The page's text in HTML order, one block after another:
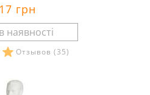
грн
Отзывов (35)